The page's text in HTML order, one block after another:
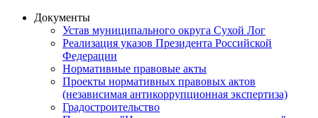
Документы
Устав муниципального округа Сухой Лог
Реализация указов Президента Российской
Федерации
Нормативные правовые акты
Проекты нормативных правовых актов
(независимая антикоррупционная экспертиза)
Градостроительство